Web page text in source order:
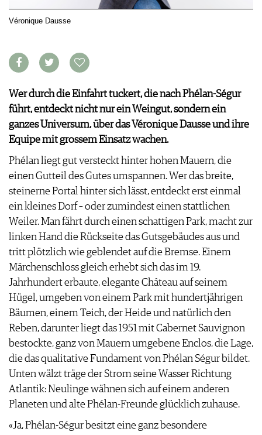
APPS
VIDEOS
BÜCHER
NEWS
WEINSZENE
PORTRAITS
VINOPHILES
ARCHIV
ANMELDEN
AWARDS
VORTEILSWELT
TRINKREIFETABELLE
ABO
WEINSUCHE
NEWSLETTER
WINE TRADE CLUB
REDAKTION
JOBS
WERBUNG
PRESSE
IMPRESSUM
AGB & DATENSCHUTZ
FAQ
Véronique Dausse
Wer durch die Einfahrt tuckert, die nach Phélan-Ségur
führt, entdeckt nicht nur ein Weingut, sondern ein
ganzes Universum, über das Véronique Dausse und ihre
Equipe mit grossem Einsatz wachen.
Phélan liegt gut versteckt hinter hohen Mauern, die
einen Gutteil des Gutes umspannen. Wer das breite,
steinerne Portal hinter sich lässt, entdeckt erst einmal
ein kleines Dorf – oder zumindest einen stattlichen
Weiler. Man fährt durch einen schattigen Park, macht zur
linken Hand die Rückseite das Gutsgebäudes aus und
tritt plötzlich wie geblendet auf die Bremse. Einem
Märchenschloss gleich erhebt sich das im 19.
Jahrhundert erbaute, elegante Château auf seinem
Hügel, umgeben von einem Park mit hundertjährigen
Bäumen, einem Teich, der Heide und natürlich den
Reben, darunter liegt das 1951 mit Cabernet Sauvignon
bestockte, ganz von Mauern umgebene Enclos, die Lage,
die das qualitative Fundament von Phélan Ségur bildet.
Unten wälzt träge der Strom seine Wasser Richtung
Atlantik: Neulinge wähnen sich auf einem anderen
Planeten und alte Phélan-Freunde glücklich zuhause.
«Ja, Phélan-Ségur besitzt eine ganz besondere